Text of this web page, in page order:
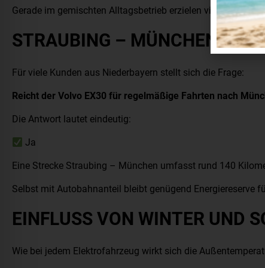
Gerade im gemischten Alltagsbetrieb erzielen viele Fahrer
STRAUBING – MÜNCHEN –
Für viele Kunden aus Niederbayern stellt sich die Frage:
Reicht der Volvo EX30 für regelmäßige Fahrten nach
Die Antwort lautet eindeutig:
Ja
Eine Strecke Straubing – München umfasst rund 140
Selbst mit Autobahnanteil bleibt genügend Energiereserve
EINFLUSS VON WINTER UND
Wie bei jedem Elektrofahrzeug wirkt sich die